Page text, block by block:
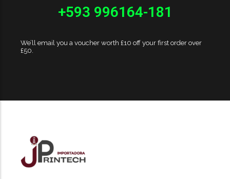
+593 996164-181
We’ll email you a voucher worth £10 off your first order over
£50.